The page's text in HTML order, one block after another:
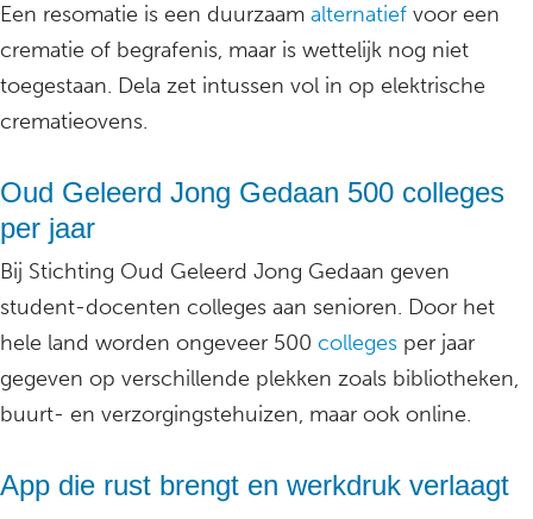
Een resomatie is een duurzaam alternatief voor een
crematie of begrafenis, maar is wettelijk nog niet
toegestaan. Dela zet intussen vol in op elektrische
crematieovens.
Oud Geleerd Jong Gedaan 500 colleges
per jaar
Bij Stichting Oud Geleerd Jong Gedaan geven
student-docenten colleges aan senioren. Door het
hele land worden ongeveer 500 colleges per jaar
gegeven op verschillende plekken zoals bibliotheken,
buurt- en verzorgingstehuizen, maar ook online.
App die rust brengt en werkdruk verlaagt